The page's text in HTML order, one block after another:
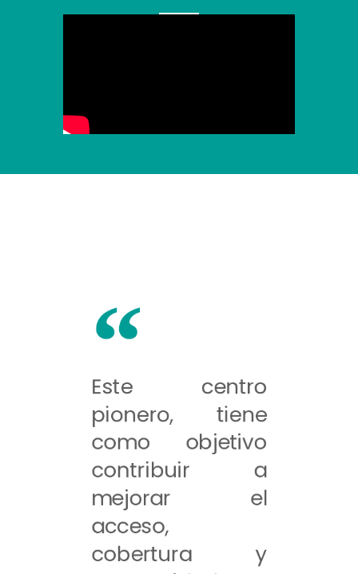
Este centro
pionero, tiene
como objetivo
contribuir a
mejorar el
acceso,
cobertura y